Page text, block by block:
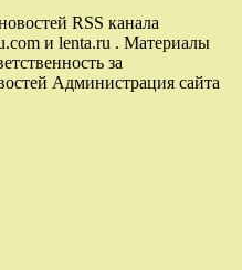
RSS канала
и lenta.ru . Материалы
за
Администрация сайта